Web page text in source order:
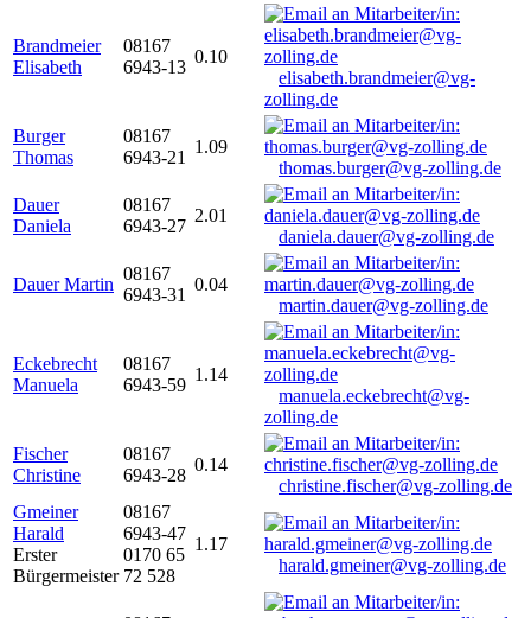
Brandmeier
Elisabeth
08167
6943-13
0.10
elisabeth.brandmeier@vg-
zolling.de
Burger
Thomas
08167
6943-21
1.09
thomas.burger@vg-zolling.de
Dauer
Daniela
08167
6943-27
2.01
daniela.dauer@vg-zolling.de
Dauer Martin
08167
6943-31
0.04
martin.dauer@vg-zolling.de
Eckebrecht
Manuela
08167
6943-59
1.14
manuela.eckebrecht@vg-
zolling.de
Fischer
Christine
08167
6943-28
0.14
christine.fischer@vg-zolling.de
Gmeiner
Harald
Erster
Bürgermeister
08167
6943-47
0170 65
72 528
1.17
harald.gmeiner@vg-zolling.de